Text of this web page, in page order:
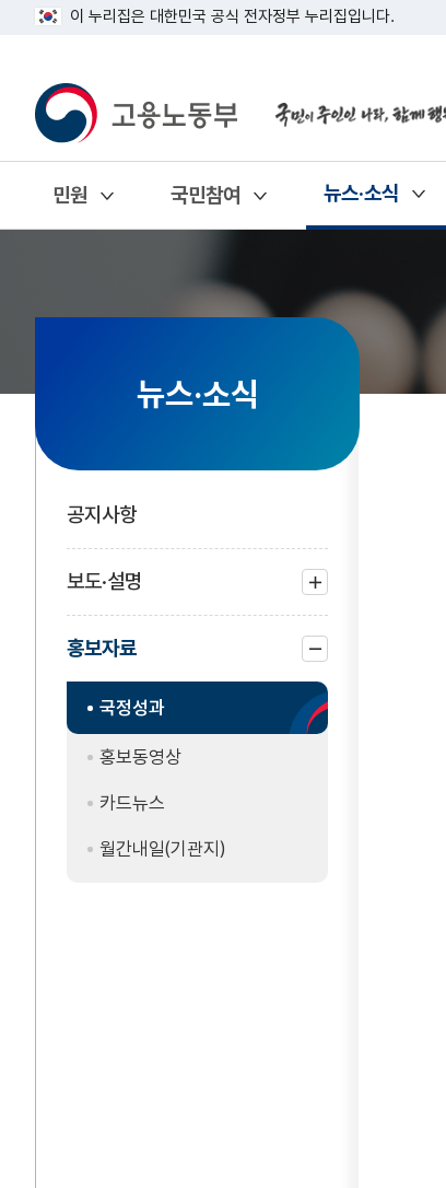
이 누리집은 대한민국 공식 전자정부 누리집입니다.
민원
열기
국민참여
열기
뉴스·소식
열기
뉴스·소식
공지사항
보도·설명
하위
메뉴
열기
홍보자료
하위
메뉴국정성과
홍보동영상
카드뉴스
월간내일(기관지)